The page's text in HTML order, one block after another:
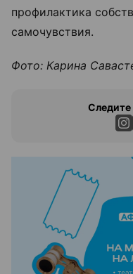
профилактика
самочувствия.
Фото: Карина
Следите